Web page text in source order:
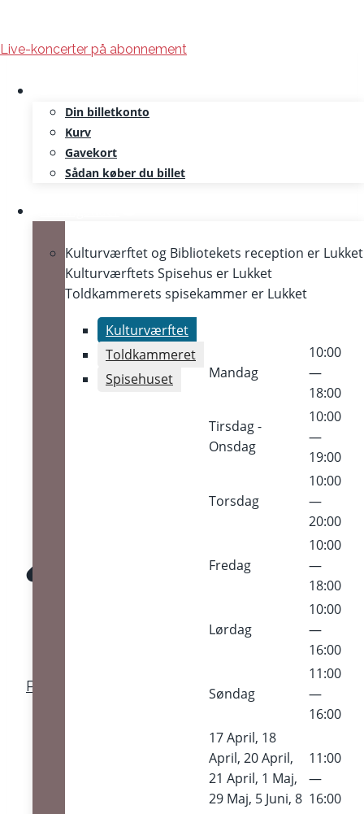
to
Live-koncerter på abonnement
Din billetkonto
Kurv
Gavekort
Sådan køber du billet
Kulturværftet og Bibliotekets reception er Lukket
Kulturværftets Spisehus er Lukket
Toldkammerets spisekammer er Lukket
Kulturværftet
Toldkammeret
Spisehuset
Mandag
10:00
—
18:00
Tirsdag -
Onsdag
10:00
—
19:00
Torsdag
10:00
—
20:00
Fredag
10:00
—
18:00
Lørdag
10:00
—
16:00
Søndag
11:00
—
16:00
17 April, 18
April, 20 April,
21 April, 1 Maj,
29 Maj, 5 Juni, 8
11:00
—
16:00
Program og bands